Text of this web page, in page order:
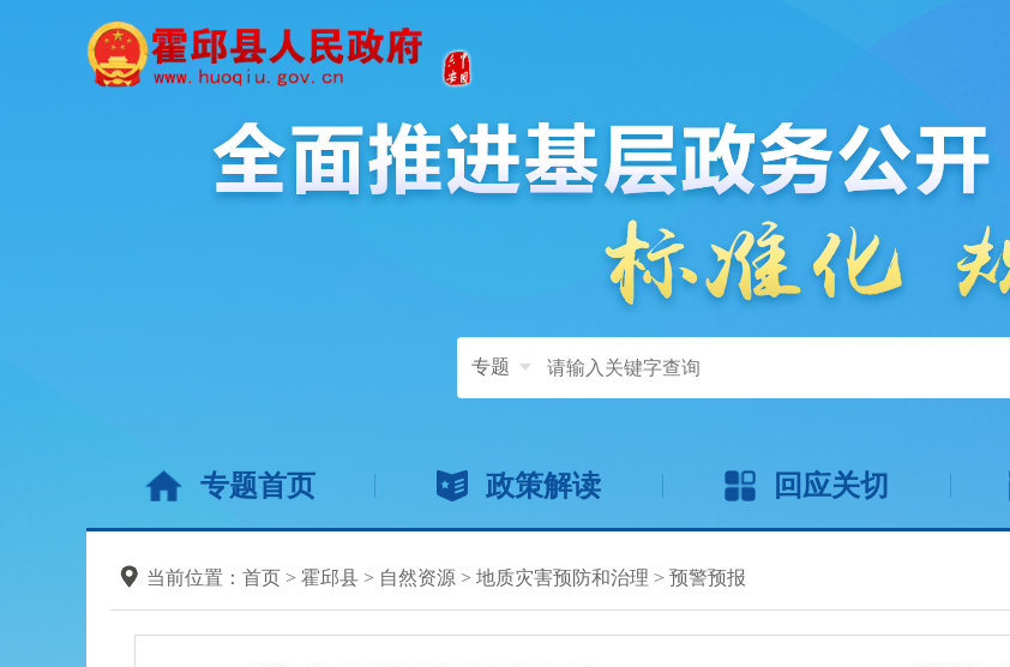
专题
专题首页 政策解读 回应关切
当前位置： 首页 > 霍邱县 > 自然资源 > 地质灾害预防和治理 > 预警预报